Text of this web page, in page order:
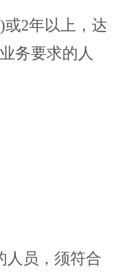
2年以上，达
务要求的人
员，须符合